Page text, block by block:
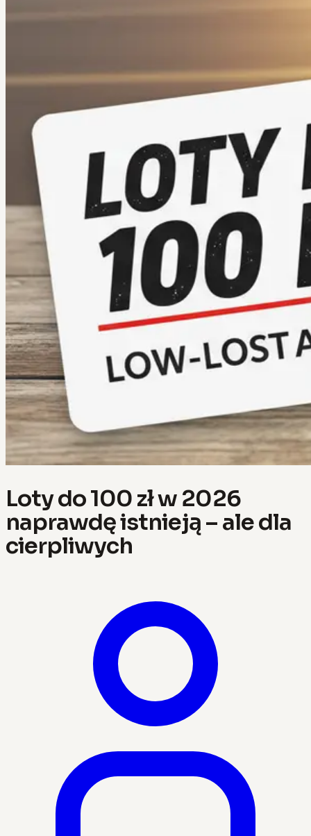
Loty do 100 zł w 2026
naprawdę istnieją – ale dla
cierpliwych